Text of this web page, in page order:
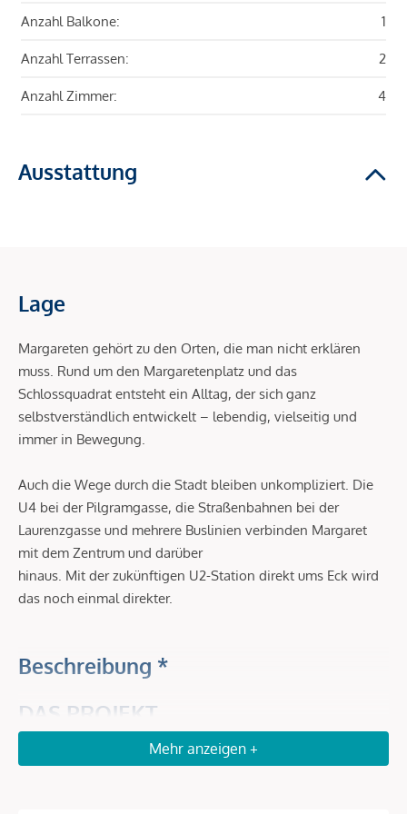
Anzahl Balkone: 1
Anzahl Terrassen: 2
Anzahl Zimmer: 4
Ausstattung
Lage
Margareten gehört zu den Orten, die man nicht erklären
muss. Rund um den Margaretenplatz und das
Schlossquadrat entsteht ein Alltag, der sich ganz
selbstverständlich entwickelt – lebendig, vielseitig und
immer in Bewegung.
Auch die Wege durch die Stadt bleiben unkompliziert. Die
U4 bei der Pilgramgasse, die Straßenbahnen bei der
Laurenzgasse und mehrere Buslinien verbinden Margaret
mit dem Zentrum und darüber
hinaus. Mit der zukünftigen U2-Station direkt ums Eck wird
das noch einmal direkter.
Beschreibung *
DAS PROJEKT
Ein Zuhause, das mit der Stadt lebt. Und genau daraus
seinen Charakter entwickelt. Margaret ist mehr als ein Ort
Mehr anzeigen +